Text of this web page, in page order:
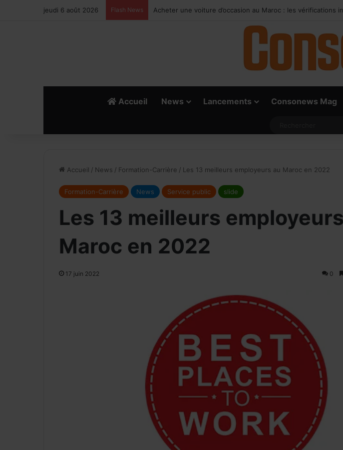
jeudi 6 août 2026 Flash News Climatisation automobile : les bons réglages pour rafraîchir
Accueil News Lancements Consonews Mag
Accueil / News / Formation-Carrière / Les 13 meilleurs employeurs au Maroc en 2022
Formation-Carrière News Service public slide
Les 13 meilleurs
Maroc en 2022
17 juin 2022 0